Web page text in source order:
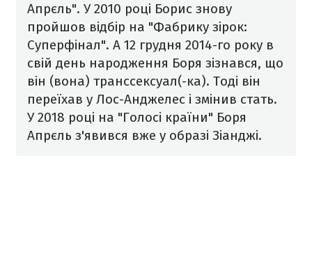
Апрєль". У 2010 році Борис знову
пройшов відбір на "Фабрику зірок:
Суперфінал". А 12 грудня 2014-го року в
свій день народження Боря зізнався, що
він (вона) транссексуал(-ка). Тоді він
переїхав у Лос-Анджелес і змінив стать.
У 2018 році на "Голосі країни" Боря
Апрєль з'явився вже у образі Зіанджі.